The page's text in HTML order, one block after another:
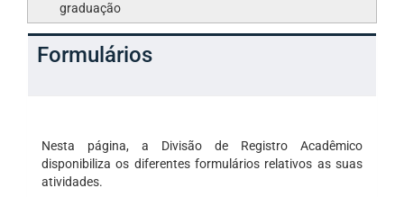
graduação
Formulários
Nesta página, a Divisão de Registro Acadêmico
disponibiliza os diferentes formulários relativos as suas
atividades.